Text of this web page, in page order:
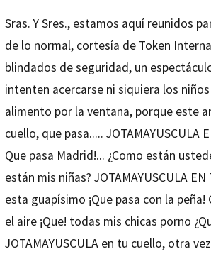
Sras. Y Sres., estamos aquí reunidos
de lo normal, cortesía de Token
blindados de seguridad, un
intenten acercarse ni siquiera los
alimento por la ventana, porque este
cuello, que pasa..... JOTAMAYUSCULA
Que pasa Madrid!... ¿Como están
están mis niñas? JOTAMAYUSCULA
esta guapísimo ¡Que pasa con la peña!
el aire ¡Que! todas mis chicas porno
JOTAMAYUSCULA en tu cuello, otra